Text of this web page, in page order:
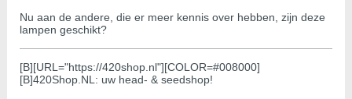
Nu aan de andere, die er meer kennis over hebben, zijn deze
lampen geschikt?
[B][URL="https://420shop.nl"][COLOR=#008000]
[B]420Shop.NL: uw head- & seedshop!